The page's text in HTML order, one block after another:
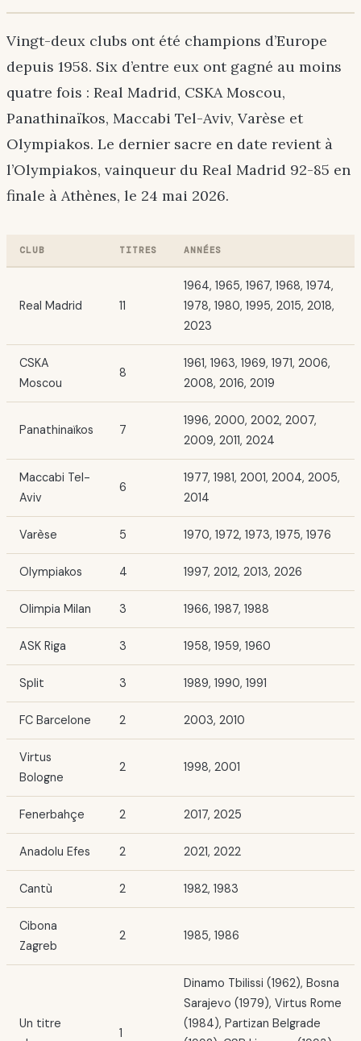
Vingt-deux clubs ont été champions d’Europe
depuis 1958. Six d’entre eux ont gagné au moins
quatre fois : Real Madrid, CSKA Moscou,
Panathinaïkos, Maccabi Tel-Aviv, Varèse et
Olympiakos. Le dernier sacre en date revient à
l’Olympiakos, vainqueur du Real Madrid 92-85 en
finale à Athènes, le 24 mai 2026.
CLUB TITRES ANNÉES
Real Madrid 11
1964, 1965, 1967, 1968, 1974,
1978, 1980, 1995, 2015, 2018,
2023
CSKA
Moscou
8
1961, 1963, 1969, 1971, 2006,
2008, 2016, 2019
Panathinaïkos 7
1996, 2000, 2002, 2007,
2009, 2011, 2024
Maccabi Tel-
Aviv
6
1977, 1981, 2001, 2004, 2005,
2014
Varèse 5 1970, 1972, 1973, 1975, 1976
Olympiakos 4 1997, 2012, 2013, 2026
Olimpia Milan 3 1966, 1987, 1988
ASK Riga 3 1958, 1959, 1960
Split 3 1989, 1990, 1991
FC Barcelone 2 2003, 2010
Virtus
Bologne
2 1998, 2001
Fenerbahçe 2 2017, 2025
Anadolu Efes 2 2021, 2022
Cantù 2 1982, 1983
Cibona
Zagreb
2 1985, 1986
Un titre
1
Dinamo Tbilissi (1962), Bosna
Sarajevo (1979), Virtus Rome
(1984), Partizan Belgrade